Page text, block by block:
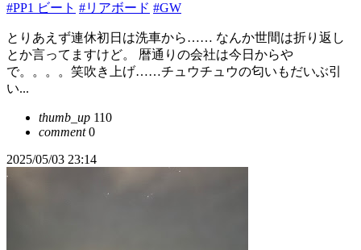
#PP1 ビート #リアボード #GW
とりあえず連休初日は洗車から…… なんか世間は折り返し
とか言ってますけど。 暦通りの会社は今日からや
で。。。。笑吹き上げ……チュウチュウの匂いもだいぶ引
い...
thumb_up 110
comment0
2025/05/03 23:14